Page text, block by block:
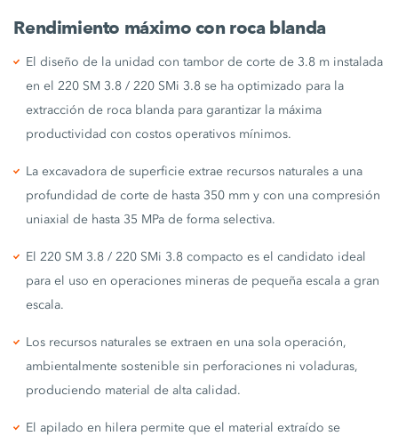
Rendimiento máximo con roca blanda
El diseño de la unidad con tambor de corte de 3.8 m instalada
en el 220 SM 3.8 / 220 SMi 3.8 se ha optimizado para la
extracción de roca blanda para garantizar la máxima
productividad con costos operativos mínimos.
La excavadora de superficie extrae recursos naturales a una
profundidad de corte de hasta 350 mm y con una compresión
uniaxial de hasta 35 MPa de forma selectiva.
El 220 SM 3.8 / 220 SMi 3.8 compacto es el candidato ideal
para el uso en operaciones mineras de pequeña escala a gran
escala.
Los recursos naturales se extraen en una sola operación,
ambientalmente sostenible sin perforaciones ni voladuras,
produciendo material de alta calidad.
El apilado en hilera permite que el material extraído se